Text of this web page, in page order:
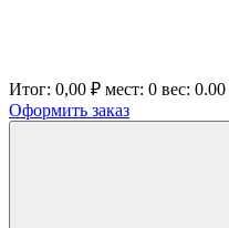
Итог: 0,00 ₽ мест: 0 вес: 0.00
Оформить заказ